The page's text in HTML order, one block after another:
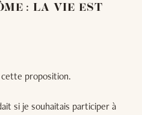
: LA VIE EST
proposition.
si je souhaitais participer à